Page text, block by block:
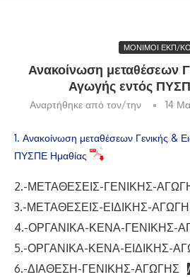
ΜΟΝΙΜΟΙ ΕΚΠ/
Ανακοίνωση μεταθέσεων
Αγωγής εντός
Αναρτήθηκε από τον/την 14
1. Ανακοίνωση μεταθέσεων Γενικής &
ΠΥΣΠΕ Ημαθίας
2.-ΜΕΤΑΘΕΣΕΙΣ-ΓΕΝΙΚΗΣ-
3.-ΜΕΤΑΘΕΣΕΙΣ-ΕΙΔΙΚΗΣ-
4.-ΟΡΓΑΝΙΚΑ-ΚΕΝΑ-ΓΕΝΙΚΗΣ-
5.-ΟΡΓΑΝΙΚΑ-ΚΕΝΑ-ΕΙΔΙΚΗΣ-
6.-ΔΙΑΘΕΣΗ-ΓΕΝΙΚΗΣ-ΑΓΩΓΗΣ